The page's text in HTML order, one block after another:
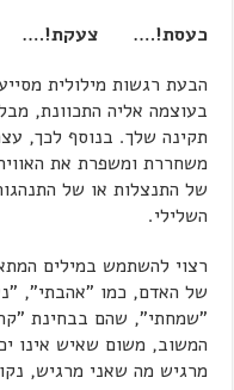
כעסת!…. צעקת!….
הבעת רגשות מילולית
בעוצמה אליה התכוונת,
תקינה שלך. בנוסף לכך,
משחררת ומשפרת את
של התנצלות או של
השלילי.
רצוי להשתמש במילים
של האדם, כמו "אהבתי",
"שמחתי", שהם בבחינת
המשוב, משום שאיש אינו
מרגיש מה שאני מרגיש,